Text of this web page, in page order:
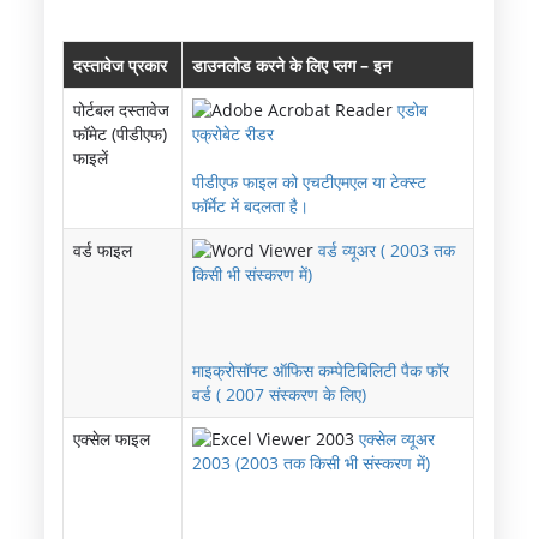
दस्‍तावेज प्रकार
डाउनलोड करने के लिए प्‍लग – इन
पोर्टबल दस्‍तावेज
फॉमेट (पीडीएफ)
फाइलें
एडोब
एक्रोबेट रीडर
पीडीएफ फाइल को एचटीएमएल या टेक्‍स्‍ट
फॉर्मेट में बदलता है।
वर्ड फाइल
वर्ड व्‍यूअर ( 2003 तक
किसी भी संस्‍करण में)
माइक्रोसॉफ्ट ऑफिस कम्‍पेटिबिलिटी पैक फॉर
वर्ड ( 2007 संस्‍करण के लिए)
एक्‍सेल फाइल
एक्‍सेल व्‍यूअर
2003 (2003 तक किसी भी संस्‍करण में)